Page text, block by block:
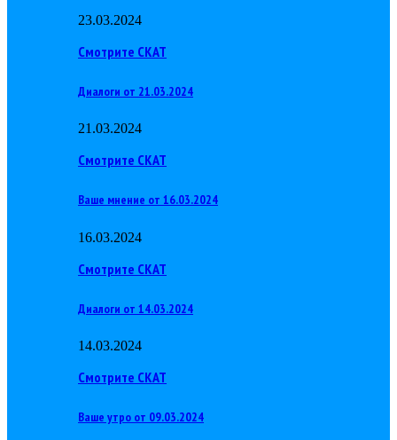
23.03.2024
Смотрите СКАТ
Диалоги от 21.03.2024
21.03.2024
Смотрите СКАТ
Ваше мнение от 16.03.2024
16.03.2024
Смотрите СКАТ
Диалоги от 14.03.2024
14.03.2024
Смотрите СКАТ
Ваше утро от 09.03.2024